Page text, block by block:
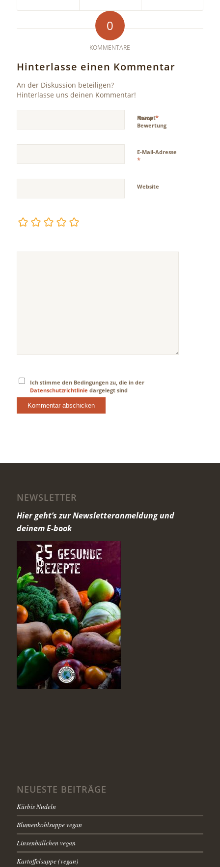
0
KOMMENTARE
Hinterlasse einen Kommentar
An der Diskussion beteiligen?
Hinterlasse uns deinen Kommentar!
Name*
E-Mail-Adresse
*
Website
Rezept
Bewertung
Ich stimme den Bedingungen zu, die in der
Datenschutzrichtlinie dargelegt sind
NEWSLETTER
Hier geht’s zur Newsletteranmeldung und
deinem E-book
NEUESTE BEITRÄGE
Kürbis Nudeln
Blumenkohlsuppe vegan
Linsenbällchen vegan
Kartoffelsuppe (vegan)